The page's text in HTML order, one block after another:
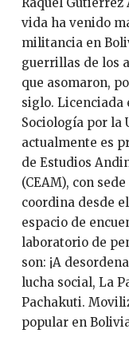
vida ha venido
militancia en
guerrillas de los
que asomaron,
siglo. Licenciada
Sociología por la
actualmente es
de Estudios
(CEAM), con
coordina desde
espacio de
laboratorio de
son: ¡A
lucha social, La
Pachakuti.
popular en